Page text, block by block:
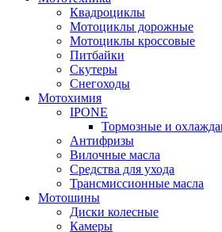
Квадроциклы
Мотоциклы дорожные
Мотоциклы кроссовые
Питбайки
Скутеры
Снегоходы
Мотохимия
IPONE
Тормозные и
Антифризы
Вилочные масла
Средства для ухода
Трансмиссионные масла
Мотошины
Диски колесные
Камеры